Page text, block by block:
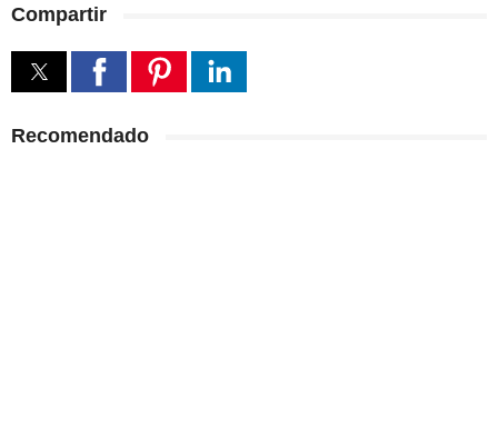
Compartir
Recomendado